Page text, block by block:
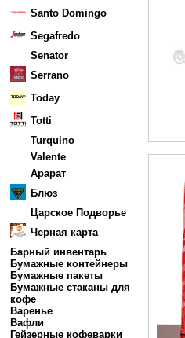
Santo Domingo
Segafredo
Senator
Serrano
Today
Totti
Turquino
Valente
Арарат
Блюз
Царское Подворье
Черная карта
Барный инвентарь
Бумажные контейнеры
Бумажные пакеты
Бумажные стаканы для
кофе
Варенье
Вафли
Гейзерные кофеварки